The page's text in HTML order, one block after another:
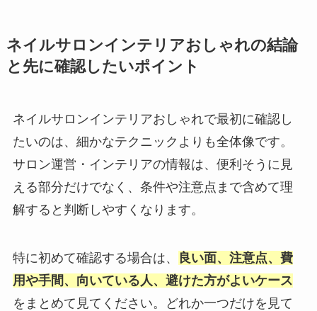
ネイルサロンインテリアおしゃれの結論
と先に確認したいポイント
ネイルサロンインテリアおしゃれで最初に確認し
たいのは、細かなテクニックよりも全体像です。
サロン運営・インテリアの情報は、便利そうに見
える部分だけでなく、条件や注意点まで含めて理
解すると判断しやすくなります。
特に初めて確認する場合は、
良い面、注意点、費
用や手間、向いている人、避けた方がよいケース
をまとめて見てください。どれか一つだけを見て